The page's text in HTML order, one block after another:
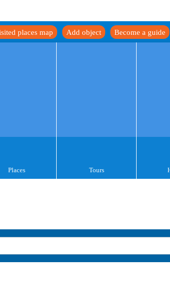
Become a guide
Add object
places map
Places Tours